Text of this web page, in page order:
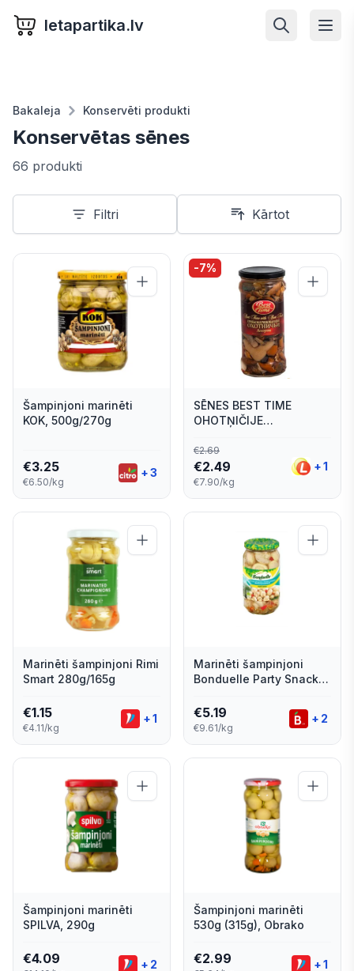
letapartika.lv
Bakaleja Konservēti produkti
Konservētas sēnes
66 produkti
Filtri Kārtot
Šampinjoni marinēti
KOK, 500g/270g
€3.25
€6.50/kg
+3
-7%
SĒNES BEST TIME
OHOTŅIČIJE
€2.69
€2.49
€7.90/kg
+1
Marinēti šampinjoni Rimi
Smart 280g/165g
€1.15
€4.11/kg
+1
Marinēti šampinjoni
Bonduelle Party Snack
€5.19
€9.61/kg
+ 2
Šampinjoni marinēti
SPILVA, 290g
€4.09 + 2
Šampinjoni marinēti
530g (315g), Obrako
€2.99 +1